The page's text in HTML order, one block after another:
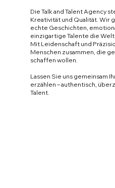
Die Talk and Talent Agency
Kreativität und Qualität. Wir
echte Geschichten,
einzigartige Talente die
Mit Leidenschaft und
Menschen zusammen, die
schaffen wollen.
Lassen Sie uns gemeinsam
erzählen – authentisch,
Talent.